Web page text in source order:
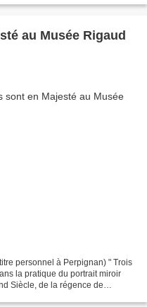
au Musée Rigaud
personnel à Perpignan) " Trois
la pratique du portrait miroir
Siècle, de la régence de